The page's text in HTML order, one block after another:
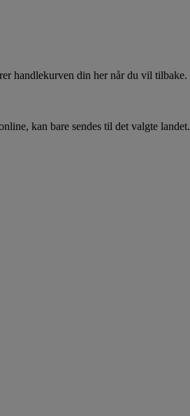
handlekurven din her når du vil tilbake.
kan bare sendes til det valgte landet.